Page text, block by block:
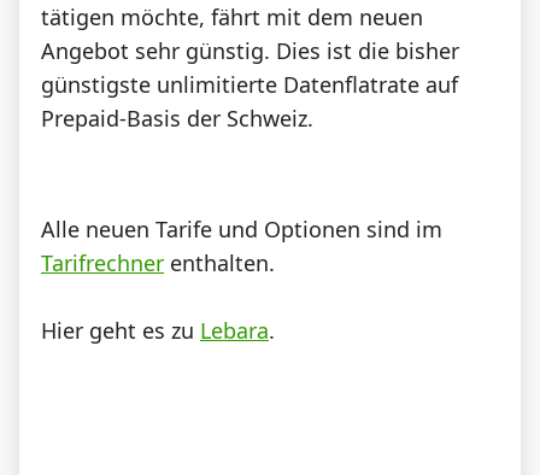
tätigen möchte, fährt mit dem neuen
Angebot sehr günstig. Dies ist die bisher
günstigste unlimitierte Datenflatrate auf
Prepaid-Basis der Schweiz.
Alle neuen Tarife und Optionen sind im
Tarifrechner enthalten.
Hier geht es zu Lebara.